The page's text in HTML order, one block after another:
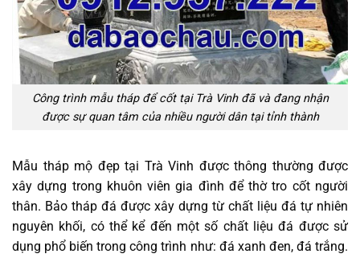
Công trình mẫu tháp để cốt tại Trà Vinh đã và đang nhận
được sự quan tâm của nhiều người dân tại tỉnh thành
Mẫu tháp mộ đẹp tại Trà Vinh được thông thường được
xây dựng trong khuôn viên gia đình để thờ tro cốt người
thân. Bảo tháp đá được xây dựng từ chất liệu đá tự nhiên
nguyên khối, có thể kể đến một số chất liệu đá được sử
dụng phổ biến trong công trình như: đá xanh đen, đá trắng.